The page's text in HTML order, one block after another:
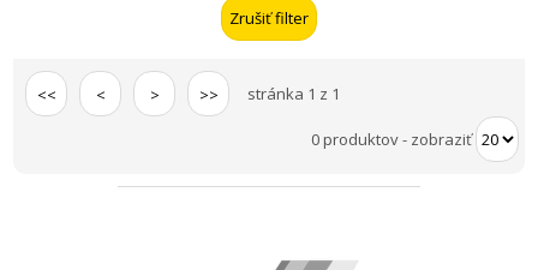
<< < > >> stránka 1 z 1
0 produktov- zobraziť